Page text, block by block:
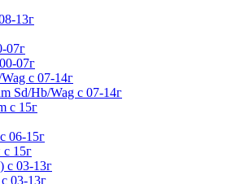
13г
07г
07г
с 07-14г
Sd/Hb/Wag с 07-14г
с 15г
06-15г
15г
с 03-13г
03-13г